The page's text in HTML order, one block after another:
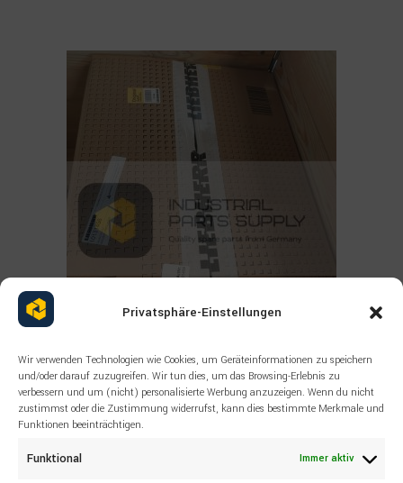
Privatsphäre-Einstellungen
Wir verwenden Technologien wie Cookies, um Geräteinformationen zu speichern
und/oder darauf zuzugreifen. Wir tun dies, um das Browsing-Erlebnis zu
verbessern und um (nicht) personalisierte Werbung anzuzeigen. Wenn du nicht
zustimmst oder die Zustimmung widerrufst, kann dies bestimmte Merkmale und
Funktionen beeinträchtigen.
Funktional Immer aktiv
ALLE PRODUKTE LIEBHERR
ERSATZTEILE FÜR
BAUMASCHINEN LIEBHERR
10131455 EXHAUST GAS
TURBOCHARGER